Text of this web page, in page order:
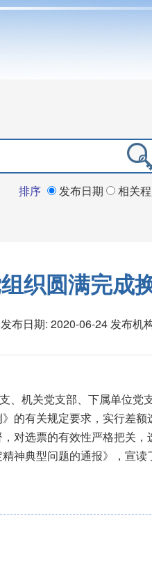
排序 发布日期 相关
织圆满完成
发布日期: 2020-06-24发布机
支、机关党支部、下属单位党
的有关规定要求，实行差
对选票的有效性严格把关 ，
神典型问题的通报》
，宣